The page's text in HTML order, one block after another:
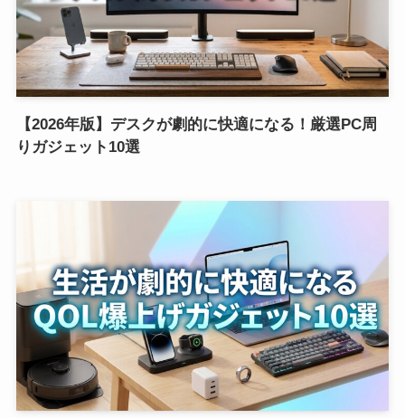
【2026年版】デスクが劇的に快適になる！厳選PC周
りガジェット10選